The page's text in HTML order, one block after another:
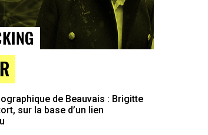
de Beauvais : Brigitte
sur la base d’un lien